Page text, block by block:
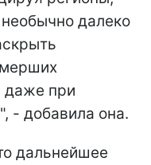
далеко
даже при
- добавила она.
дальнейшее